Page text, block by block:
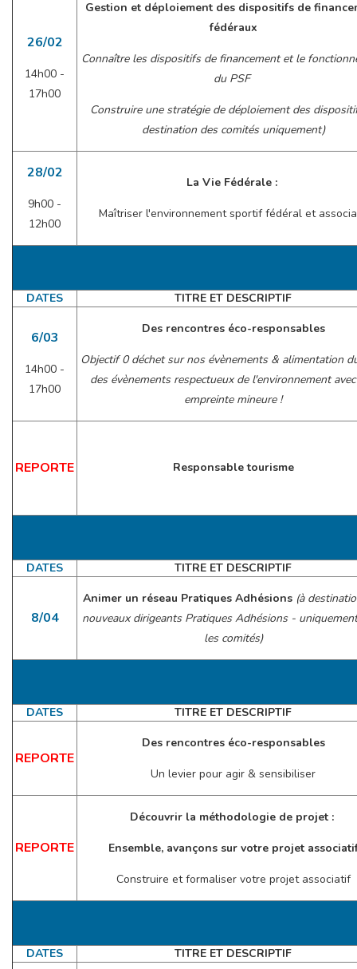
26/02
14h00 -
17h00
Gestion et déploiement des dispositifs de
fédéraux
Connaître les dispositifs de financement et le
du PSF
Construire une stratégie de déploiement des
destination des comités uniquement)
28/02
9h00 -
12h00
La Vie Fédérale :
Maîtriser l'environnement sportif fédéral et
DATES TITRE ET DESCRIPTIF
6/03
14h00 -
17h00
Des rencontres éco-responsables
Objectif 0 déchet sur nos évènements & alimentation
des évènements respectueux de l'environnement
empreinte mineure !
REPORTE Responsable tourisme
DATES TITRE ET DESCRIPTIF
8/04
Animer un réseau Pratiques Adhésions (à
nouveaux dirigeants Pratiques Adhésions -
les comités)
DATES TITRE ET DESCRIPTIF
REPORTE
Des rencontres éco-responsables
Un levier pour agir & sensibiliser
REPORTE
Découvrir la méthodologie de projet :
Ensemble, avançons sur votre projet
Construire et formaliser votre projet associatif
DATES TITRE ET DESCRIPTIF